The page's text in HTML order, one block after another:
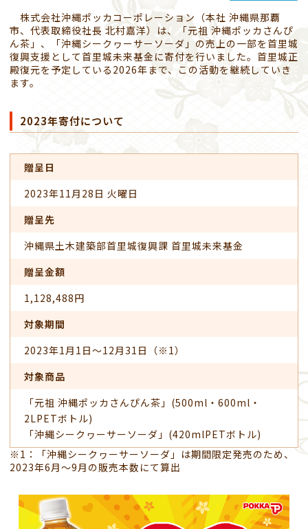
株式会社沖縄ポッカコーポレーション（本社 沖縄県那覇
市、代表取締役社長 北村嘉洋）は、「元祖 沖縄ポッカさんぴ
ん茶」、「沖縄シークヮーサーソーダ」の売上の一部を首里城
復興支援として首里城未来基金に寄付を行いました。首里城正
殿復元を予定している2026年まで、この活動を継続していき
ます。
2023年寄付について
贈呈日
2023年11月28日 火曜日
贈呈先
沖縄県土木建築部首里城復興課 首里城未来基金
贈呈金額
1,128,488円
対象期間
2023年1月1日～12月31日（※1）
対象商品
「元祖 沖縄ポッカさんぴん茶」(500ml・600ml・
2LPETボトル)
「沖縄シークヮーサーソーダ」(420mlPETボトル)
※1：「沖縄シークヮーサーソーダ」は期間限定発売のため、
2023年6月～9月の販売本数にて算出